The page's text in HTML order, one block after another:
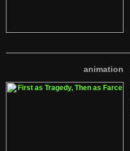
animation